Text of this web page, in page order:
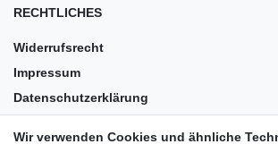
RECHTLICHES
Widerrufsrecht
Impressum
Datenschutzerklärung
Wir verwenden Cookies und ähnliche